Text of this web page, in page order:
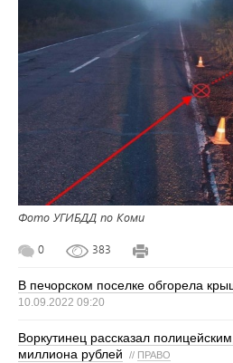
Фото УГИБДД по Коми
0 383
В печорском поселке обгорела
10.09.2022 09:20
Воркутинец рассказал
миллиона рублей
// ПРАВО